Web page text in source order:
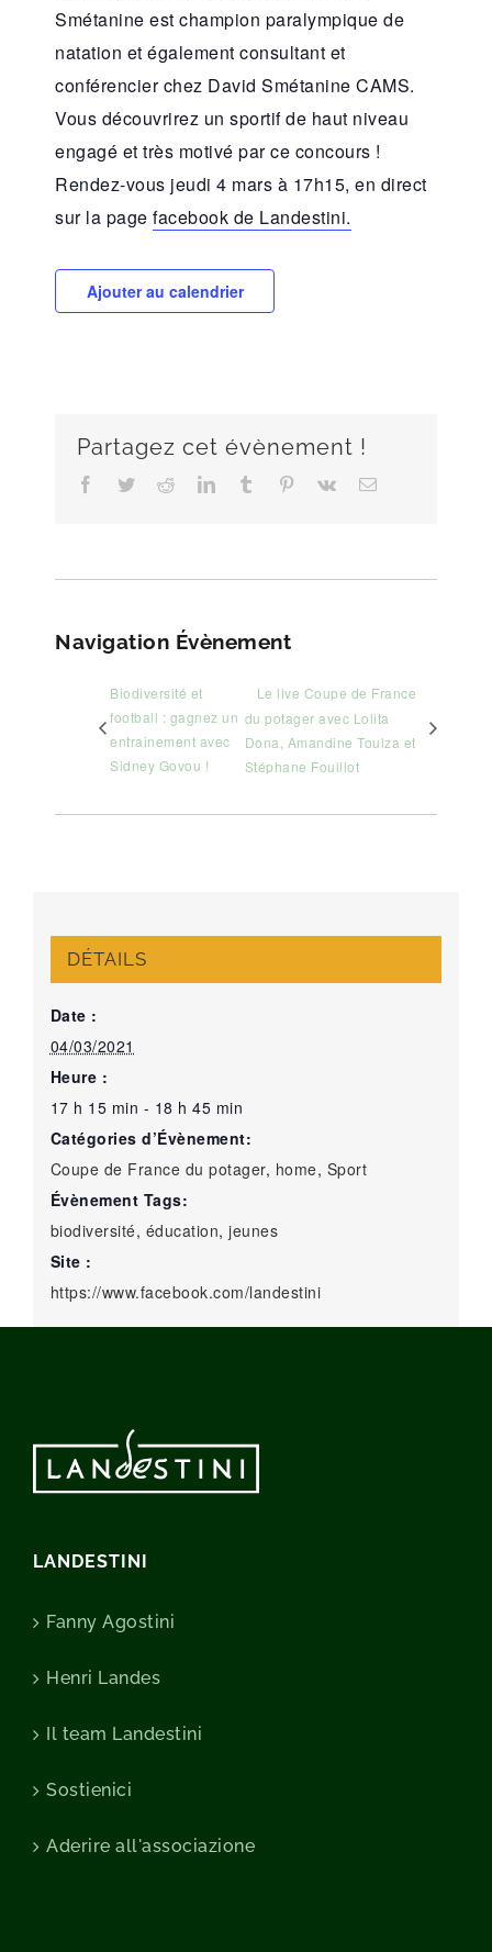
Smétanine est champion paralympique de
natation et également consultant et
conférencier chez David Smétanine CAMS.
Vous découvrirez un sportif de haut niveau
engagé et très motivé par ce concours !
Rendez-vous jeudi 4 mars à 17h15, en direct
sur la page facebook de Landestini.
Ajouter au calendrier
Partagez cet évènement !
Facebook
TwitterRedditLinkedInTumblr Pinterest
Vk Email
Navigation Évènement
Biodiversité et
football : gagnez un
entrainement avec
Sidney Govou !
Le live Coupe de France
du potager avec Lolita
Dona, Amandine Toulza et
Stéphane Fouillot
DÉTAILS
Date :
04/03/2021
Heure :
17 h 15 min - 18 h 45 min
Catégories d’Évènement:
Coupe de France du potager, home, Sport
Évènement Tags:
biodiversité, éducation,jeunes
Site :
https://www.facebook.com/landestini
LANDESTINI
Fanny Agostini
Henri Landes
Il team Landestini
Sostienici
Aderire all'associazione